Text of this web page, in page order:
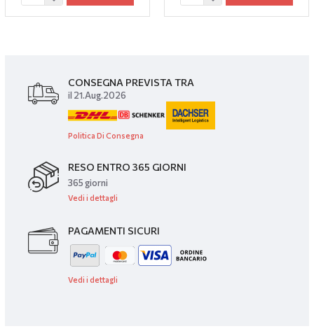
CONSEGNA PREVISTA TRA
il 21.Aug.2026
Politica Di Consegna
RESO ENTRO 365 GIORNI
365 giorni
Vedi i dettagli
PAGAMENTI SICURI
Vedi i dettagli